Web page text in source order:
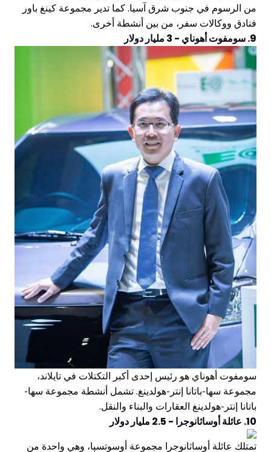
من الرسوم في جنوب شرق آسيا. كما تدير مجموعة كينغ باور
فنادق ووكالات سفر، من بين أنشطة أخرى.
9. سومفوت أهوناي - 3 مليار دولار
سومفوت أهوناي هو رئيس إحدى أكبر التكتلات في تايلاند،
مجموعة سها-باتانا إنتر-هولدينغ. تشمل أنشطة مجموعة سها-
باتانا إنتر-هولدينغ العقارات والبناء والنقل.
10. عائلة أوساثانوجرا - 2.5 مليار دولار
تمتلك عائلة أوساثانوجرا مجموعة أوسوتسپا، وهي واحدة من